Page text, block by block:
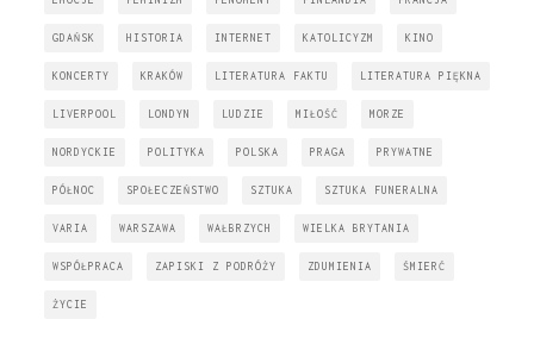
GDAŃSK HISTORIA INTERNET KATOLICYZM KINO
KONCERTY KRAKÓW LITERATURA FAKTU LITERATURA PIĘKNA
LIVERPOOL LONDYN LUDZIE MIŁOŚĆ MORZE
NORDYCKIE POLITYKA POLSKA PRAGA PRYWATNE
PÓŁNOC SPOŁECZEŃSTWO SZTUKA SZTUKA FUNERALNA
VARIA WARSZAWA WAŁBRZYCH WIELKA BRYTANIA
WSPÓŁPRACA ZAPISKI Z PODRÓŻY ZDUMIENIA ŚMIERĆ
ŻYCIE